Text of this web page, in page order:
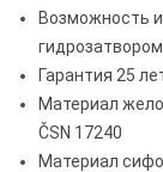
Возможность
Гарантия 25
Материал
ČSN 17240
Материал